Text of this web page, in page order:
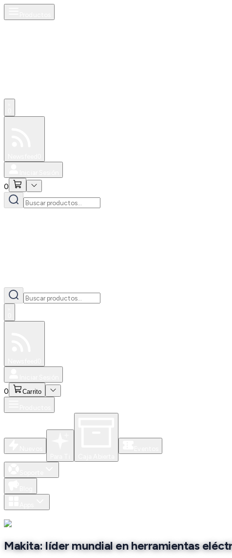
0
0 Carrito
Makita: líder mundial en herramientas